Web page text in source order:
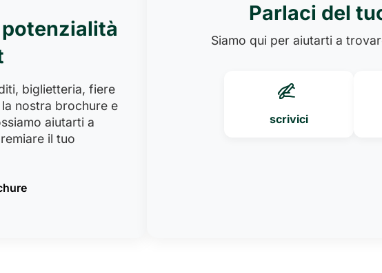
biglietteria, fiere
nostra brochure e
aiutarti a
il tuo
Parlaci del
Siamo qui per aiutarti a
scrivici